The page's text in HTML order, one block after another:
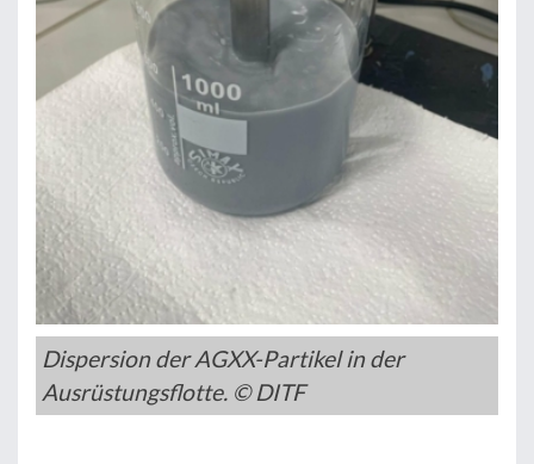
Dispersion der AGXX-Partikel in der
Ausrüstungsflotte. © DITF